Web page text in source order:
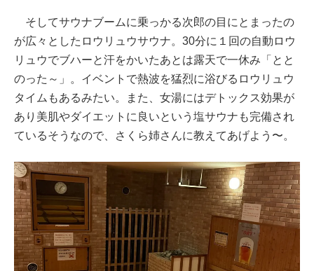
そしてサウナブームに乗っかる次郎の目にとまったの
が広々としたロウリュウサウナ。30分に１回の自動ロウ
リュウでブハーと汗をかいたあとは露天で一休み「とと
のった～」。イベントで熱波を猛烈に浴びるロウリュウ
タイムもあるみたい。また、女湯にはデトックス効果が
あり美肌やダイエットに良いという塩サウナも完備され
ているそうなので、さくら姉さんに教えてあげよう〜。